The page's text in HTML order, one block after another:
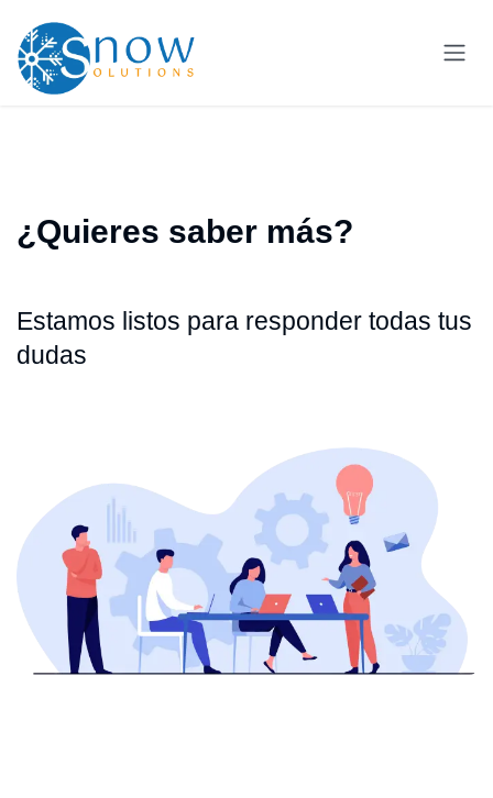
¿Quieres saber más?
Estamos listos para responder todas tus
dudas